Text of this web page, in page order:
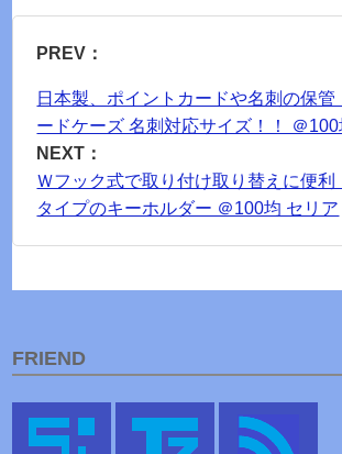
PREV：
日本製、ポイントカードや名刺の保管
ードケーズ 名刺対応サイズ！！ ＠
NEXT：
Ｗフック式で取り付け取り替えに便利
タイプのキーホルダー ＠100均 セリア
FRIEND